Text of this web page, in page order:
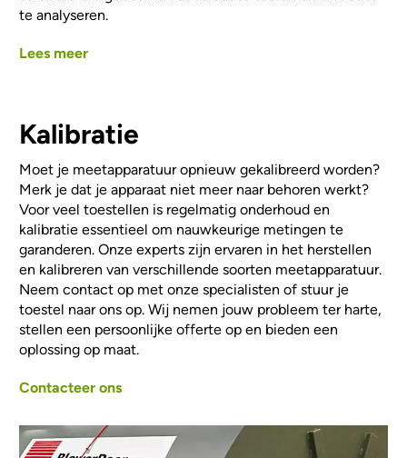
te analyseren.
Lees meer
Kalibratie
Moet je meetapparatuur opnieuw gekalibreerd worden?
Merk je dat je apparaat niet meer naar behoren werkt?
Voor veel toestellen is regelmatig onderhoud en
kalibratie essentieel om nauwkeurige metingen te
garanderen. Onze experts zijn ervaren in het herstellen
en kalibreren van verschillende soorten meetapparatuur.
Neem contact op met onze specialisten of stuur je
toestel naar ons op. Wij nemen jouw probleem ter harte,
stellen een persoonlijke offerte op en bieden een
oplossing op maat.
Contacteer ons